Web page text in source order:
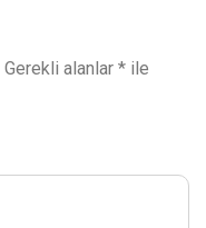
Gerekli alanlar * ile